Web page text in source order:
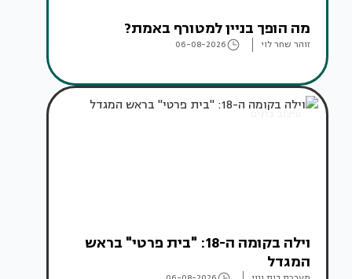
מה הופך בניין למטורף באמת?
זוהר שחר לוי 06-08-2026
עיצוב בתים
וילה בקומה ה-18: "בית פרטי" בראש
המגדל